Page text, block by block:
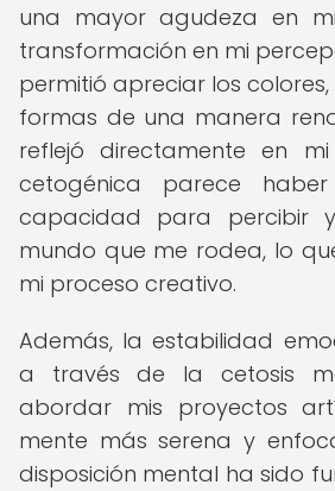
una mayor agudeza en
transformación en mi
permitió apreciar los
formas de una manera
reflejó directamente en
cetogénica parece
capacidad para percibir
mundo que me rodea, lo
mi proceso creativo.
Además, la estabilidad
a través de la cetosis
abordar mis proyectos
mente más serena y
disposición mental ha sido